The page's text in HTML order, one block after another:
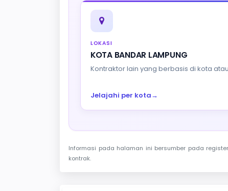
LOKASI
KOTA BANDAR LAMPUNG
Kontraktor lain yang berbasis di kota
Jelajahi per kota→
Informasi pada halaman ini bersumber pada
kontrak.